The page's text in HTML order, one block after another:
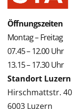
Öffnungszeiten
Montag – Freitag
07.45 – 12.00 Uhr
13.15 – 17.30 Uhr
Standort Luzern
Hirschmattstr. 40
6003 Luzern